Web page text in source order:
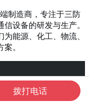
制造商，专注于三防
设备的研发与生产。
能源、化工、物流、
。
拨打电话